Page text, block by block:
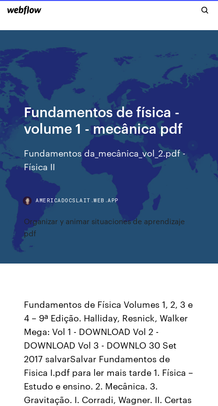
Fundamentos de física -
volume 1 - mecânica pdf
Fundamentos da_mecânica_vol_2.pdf -
Física II
AMERICADOCSLAIT.WEB.APP
Organizar y animar situaciones de aprendizaje
pdf
Fundamentos de Física Volumes 1, 2, 3 e
4 – 9ª Edição. Halliday, Resnick, Walker
Mega: Vol 1 - DOWNLOAD Vol 2 -
DOWNLOAD Vol 3 - DOWNLO 30 Set
2017 salvarSalvar Fundamentos de
Fisica I.pdf para ler mais tarde 1. Física –
Estudo e ensino. 2. Mecânica. 3.
Gravitação. I. Corradi, Wagner. II. Certas